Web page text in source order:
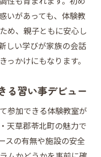
ーのメリット
ミュニティと繋が
ビューを楽しむ方法
を成功に導く秘訣
デビューガイド
ないポイント集
い事デビュー術
いがあっても、体験教
め、親子ともに安心し
しい学びが家族の会話
っかけにもなります。
る習い事デビュー
参加できる体験教室が
天草郡苓北町の魅力で
スの有無や施設の安全